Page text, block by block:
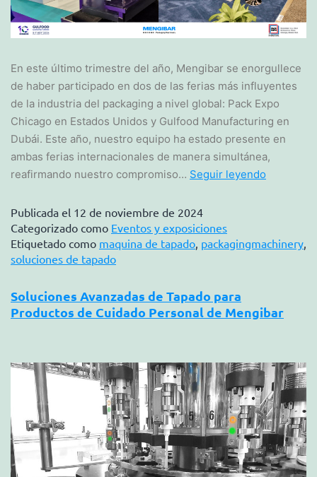
En este último trimestre del año, Mengibar se enorgullece
de haber participado en dos de las ferias más influyentes
de la industria del packaging a nivel global: Pack Expo
Chicago en Estados Unidos y Gulfood Manufacturing en
Dubái. Este año, nuestro equipo ha estado presente en
ambas ferias internacionales de manera simultánea,
reafirmando nuestro compromiso… Seguir leyendo
Publicada el 12 de noviembre de 2024
Categorizado como Eventos y exposiciones
Etiquetado como maquina de tapado, packagingmachinery,
soluciones de tapado
Soluciones Avanzadas de Tapado para
Productos de Cuidado Personal de Mengibar